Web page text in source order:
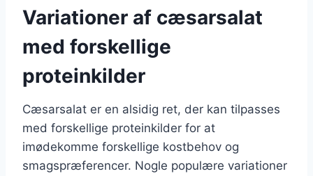
Variationer af cæsarsalat
med forskellige
proteinkilder
Cæsarsalat er en alsidig ret, der kan tilpasses
med forskellige proteinkilder for at
imødekomme forskellige kostbehov og
smagspræferencer. Nogle populære variationer